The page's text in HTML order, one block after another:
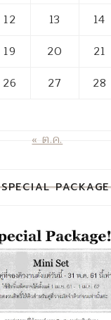
12 13 14
19 20 21
26 27 28
« ต.ค.
SPECIAL PACKAGE